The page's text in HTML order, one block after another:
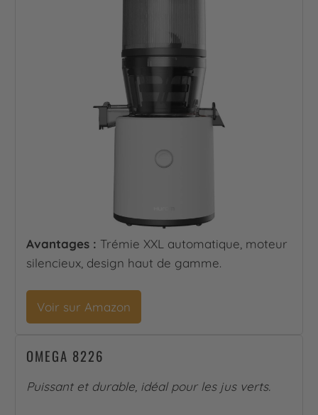
Avantages : Trémie XXL automatique, moteur
silencieux, design haut de gamme.
Voir sur Amazon
OMEGA 8226
Puissant et durable, idéal pour les jus verts.